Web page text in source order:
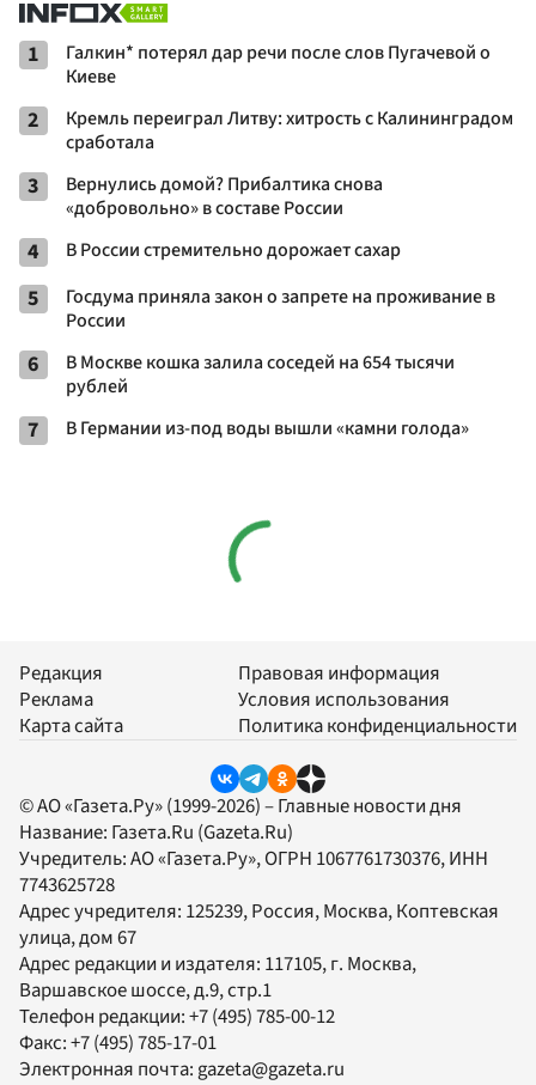
1
Галкин* потерял дар речи после слов Пугачевой о
Киеве
2
Кремль переиграл Литву: хитрость с Калининградом
сработала
3
Вернулись домой? Прибалтика снова
«добровольно» в составе России
4 В России стремительно дорожает сахар
5
Госдума приняла закон о запрете на проживание в
России
6
В Москве кошка залила соседей на 654 тысячи
рублей
7 В Германии из-под воды вышли «камни голода»
Редакция
Реклама
Карта сайта
Правовая информация
Условия использования
Политика конфиденциальности
© АО «Газета.Ру» (1999-2026) – Главные новости дня
Название: Газета.Ru (Gazeta.Ru)
Учредитель:АО «Газета.Ру», ОГРН 1067761730376, ИНН
7743625728
Адрес учредителя: 125239, Россия, Москва, Коптевская
улица, дом 67
Адрес редакции и издателя: 117105, г. Москва,
Варшавское шоссе, д.9, стр.1
Телефон редакции:+7 (495) 785-00-12
Факс:+7 (495) 785-17-01
Электронная почта: gazeta@gazeta.ru